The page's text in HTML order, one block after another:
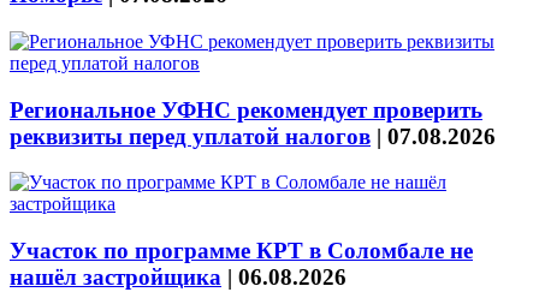
Региональное УФНС рекомендует проверить
реквизиты перед уплатой налогов | 07.08.2026
Участок по программе КРТ в Соломбале не
нашёл застройщика | 06.08.2026